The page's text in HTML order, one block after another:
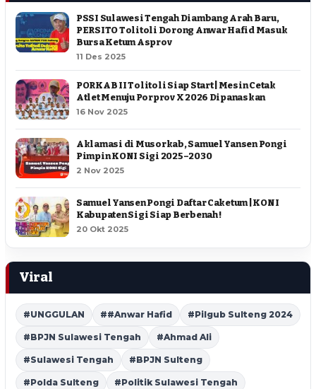
PSSI Sulawesi Tengah Diambang Arah Baru,
PERSITO Tolitoli Dorong Anwar Hafid Masuk
Bursa Ketum Asprov
11 Des 2025
PORKAB II Tolitoli Siap Start | Mesin Cetak
Atlet Menuju Porprov X 2026 Dipanaskan
16 Nov 2025
Aklamasi di Musorkab, Samuel Yansen Pongi
Pimpin KONI Sigi 2025–2030
2 Nov 2025
Samuel Yansen Pongi Daftar Caketum | KONI
Kabupaten Sigi Siap Berbenah !
20 Okt 2025
Viral
#UNGGULAN ##Anwar Hafid #Pilgub Sulteng 2024
#BPJN Sulawesi Tengah #Ahmad Ali
#Sulawesi Tengah #BPJN Sulteng
#Polda Sulteng #Politik Sulawesi Tengah